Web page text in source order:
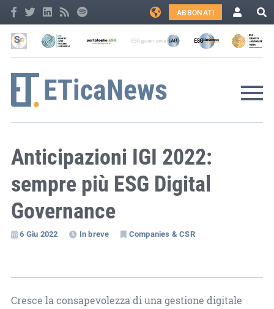
ABBONATI
Anticipazioni IGI 2022:
sempre più ESG Digital
Governance
6 Giu 2022 In breve Companies & CSR
Cresce la consapevolezza di una gestione digitale